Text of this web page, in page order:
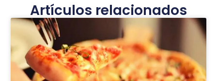
Artículos relacionados